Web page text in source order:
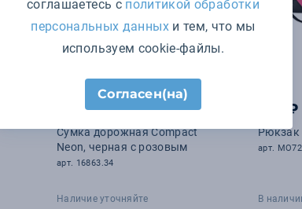
7 578 ₽
Сумка дорожная Compact
Neon, черная с розовым
арт. 16863.34
Наличие уточняйте
121 ₽
Рюкзак
арт.
В
соглашаетесь с политикой обработки
персональных данныхи тем, что мы
используем cookie-файлы.
Согласен(на)